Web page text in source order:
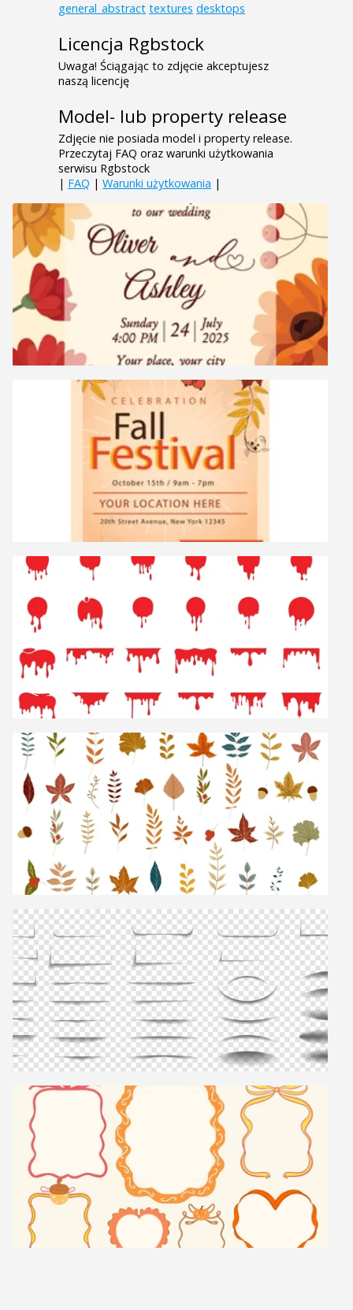
general_abstract textures desktops
Licencja Rgbstock
Uwaga! Ściągając to zdjęcie akceptujesz
naszą licencję
Model- lub property release
Zdjęcie nie posiada model i property release.
Przeczytaj FAQ oraz warunki użytkowania
serwisu Rgbstock
| FAQ | Warunki użytkowania |